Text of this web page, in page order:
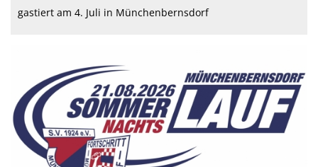
gastiert am 4. Juli in Münchenbernsdorf